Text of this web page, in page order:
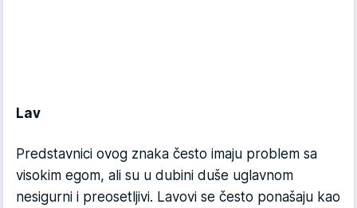
Lav
Predstavnici ovog znaka često imaju problem sa
visokim egom, ali su u dubini duše uglavnom
nesigurni i preosetljivi. Lavovi se često ponašaju kao